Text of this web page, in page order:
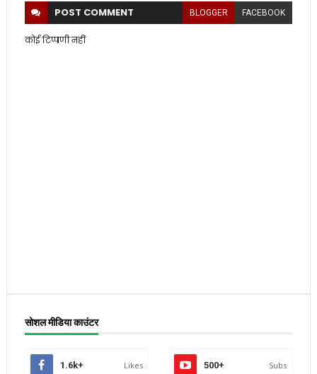
POST COMMENT BLOGGER FACEBOOK
कोई टिप्पणी नहीं
सोशल मीडिया काउंटर
1.6k+ Likes 500+ Subs